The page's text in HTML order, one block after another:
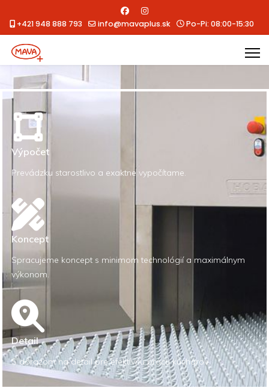
+421 948 888 793 info@mavaplus.sk Po-Pi: 08:00-15:30
Výpočet
Prevádzku starostlivo a exaktne vypočítame.
Koncept
Spracujeme koncept s minimom technológií a maximálnym
výkonom.
Detail
S dôrazom na detail pre efektívnu prácu kuchárov.